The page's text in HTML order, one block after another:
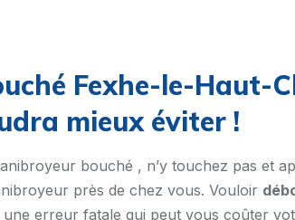
Fexhe-le-Haut-
mieux éviter !
bouché , n’y touchez pas et
près de chez vous. Vouloir
erreur fatale qui peut vous coûter